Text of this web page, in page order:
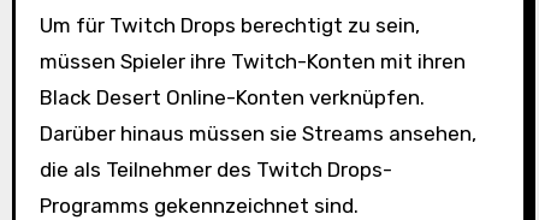
Um für Twitch Drops berechtigt zu sein,
müssen Spieler ihre Twitch-Konten mit ihren
Black Desert Online-Konten verknüpfen.
Darüber hinaus müssen sie Streams ansehen,
die als Teilnehmer des Twitch Drops-
Programms gekennzeichnet sind.